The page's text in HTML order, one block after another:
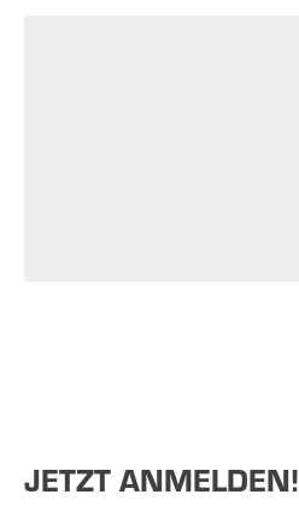
JETZT ANMELDEN!